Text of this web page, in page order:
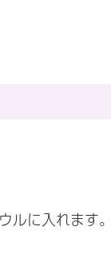
ルに入れます。